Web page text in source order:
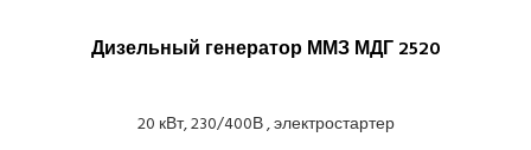
Дизельный генератор ММЗ МДГ 2520
20 кВт, 230/400В , электростартер